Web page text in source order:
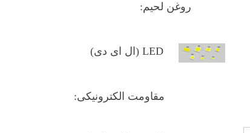
روغن لحیم:
LED (ال ای دی)
مقاومت الکترونیکی: